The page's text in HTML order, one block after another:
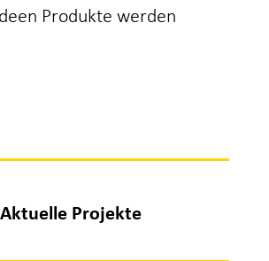
Produkte werden
Aktuelle Projekte